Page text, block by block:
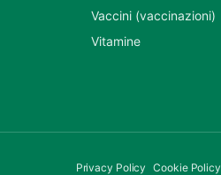
Vaccini (vaccinazioni)
Vitamine
Privacy Policy Cookie Policy